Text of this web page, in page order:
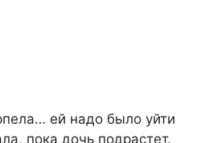
ей надо было уйти
пока дочь подрастет.